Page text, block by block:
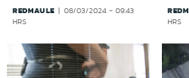
REDMAULE
08/03/2024 - 09:43
HRS
HRS